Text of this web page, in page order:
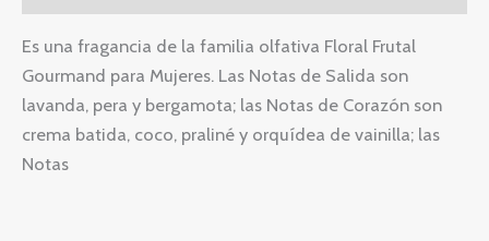
Es una fragancia de la familia olfativa Floral Frutal
Gourmand para Mujeres. Las Notas de Salida son
lavanda, pera y bergamota; las Notas de Corazón son
crema batida, coco, praliné y orquídea de vainilla; las
Notas